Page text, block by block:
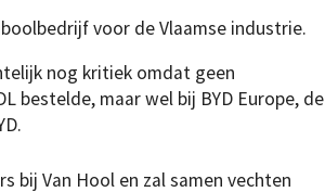
voor de Vlaamse industrie.
nog kritiek omdat geen
bestelde, maar wel bij BYD Europe, de
bij Van Hool en zal samen vechten